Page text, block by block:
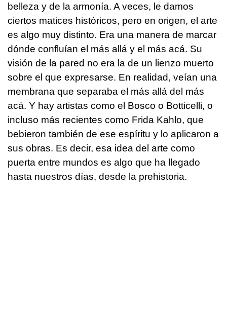
belleza y de la armonía. A veces, le damos
ciertos matices históricos, pero en origen, el arte
es algo muy distinto. Era una manera de marcar
dónde confluían el más allá y el más acá. Su
visión de la pared no era la de un lienzo muerto
sobre el que expresarse. En realidad, veían una
membrana que separaba el más allá del más
acá. Y hay artistas como el Bosco o Botticelli, o
incluso más recientes como Frida Kahlo, que
bebieron también de ese espíritu y lo aplicaron a
sus obras. Es decir, esa idea del arte como
puerta entre mundos es algo que ha llegado
hasta nuestros días, desde la prehistoria.